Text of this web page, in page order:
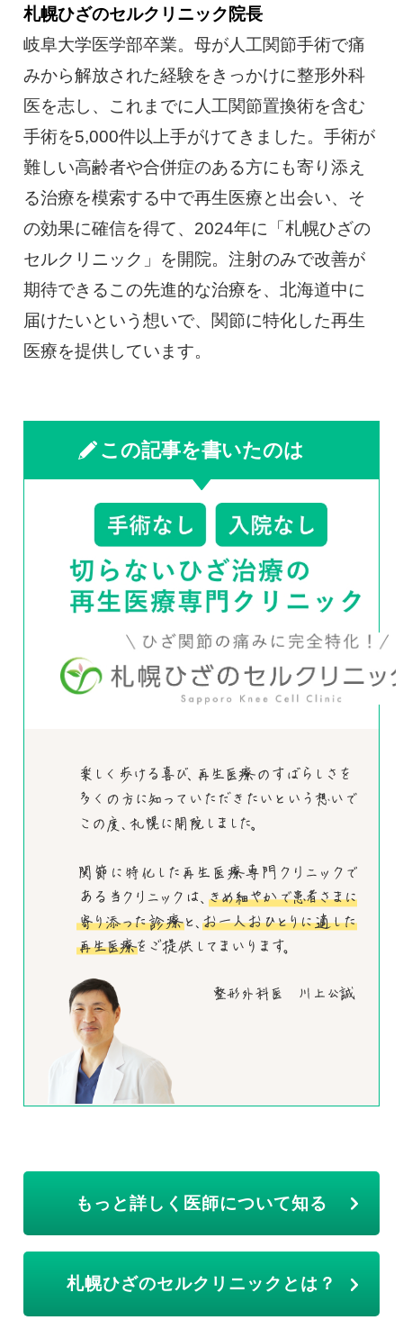
札幌ひざのセルクリニック院長
岐阜大学医学部卒業。母が人工関節手術で痛
みから解放された経験をきっかけに整形外科
医を志し、これまでに人工関節置換術を含む
手術を5,000件以上手がけてきました。手術が
難しい高齢者や合併症のある方にも寄り添え
る治療を模索する中で再生医療と出会い、そ
の効果に確信を得て、2024年に「札幌ひざの
セルクリニック」を開院。注射のみで改善が
期待できるこの先進的な治療を、北海道中に
届けたいという想いで、関節に特化した再生
医療を提供しています。
この記事を書いたのは
もっと詳しく医師について知る
札幌ひざのセルクリニックとは？